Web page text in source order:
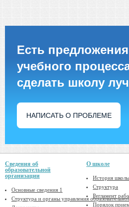
Есть
учебного
сделать школу
НАПИСАТЬ О ПРОБЛЕМЕ
Сведения об
образовательной
организации
Основные сведения 1
Структура и органы управления
О школе
История школы
Структура
Регламент
Порядок